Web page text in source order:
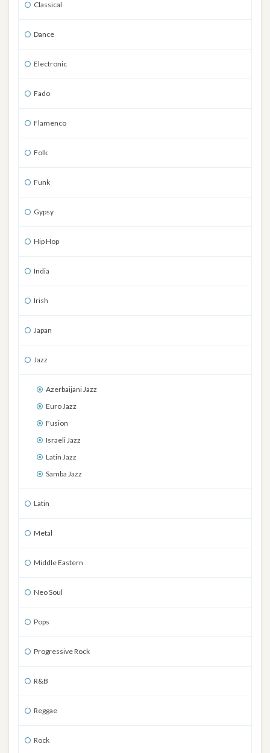
Classical
Dance
Electronic
Fado
Flamenco
Folk
Funk
Gypsy
Hip Hop
India
Irish
Japan
Jazz
Azerbaijani Jazz
Euro Jazz
Fusion
Israeli Jazz
Latin Jazz
Samba Jazz
Latin
Metal
Middle Eastern
Neo Soul
Pops
Progressive Rock
R&B
Reggae
Rock